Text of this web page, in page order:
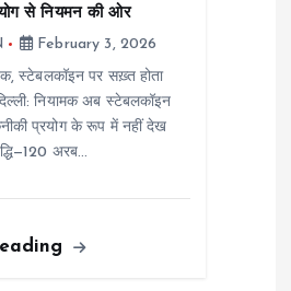
से नियमन की ओर
February 3, 2026
स्टेबलकॉइन पर सख़्त होता
नियामक अब स्टेबलकॉइन
प्रयोग के रूप में नहीं देख
अरब…